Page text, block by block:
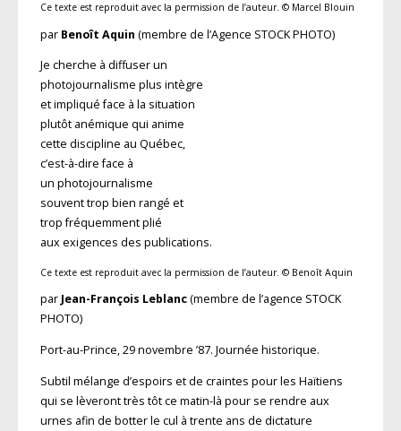
Ce texte est reproduit avec la permission de l’auteur. © Marcel Blouin
parBenoît Aquin (membre de l’Agence STOCK PHOTO)
Je cherche à diffuser un
photojournalisme plus intègre
et impliqué face à la situation
plutôt anémique qui anime
cette discipline au Québec,
c’est-à-dire face à
un photojournalisme
souvent trop bien rangé et
trop fréquemment plié
aux exigences des publications.
Ce texte est reproduit avec la permission de l’auteur. © Benoît Aquin
parJean-François Leblanc(membre de l’agence STOCK
PHOTO)
Port-au-Prince, 29 novembre ’87. Journée historique.
Subtil mélange d’espoirs et de craintes pour les Haïtiens
qui se lèveront très tôt ce matin-là pour se rendre aux
urnes afin de botter le cul à trente ans de dictature